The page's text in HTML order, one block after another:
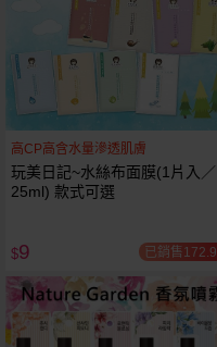
高CP高含水量滲透肌膚
玩美日記~水絲布面膜(1片入／
25ml) 款式可選
$9 已銷售